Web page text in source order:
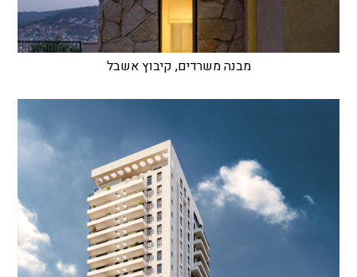
מבנה משרדים, קיבוץ אשבל